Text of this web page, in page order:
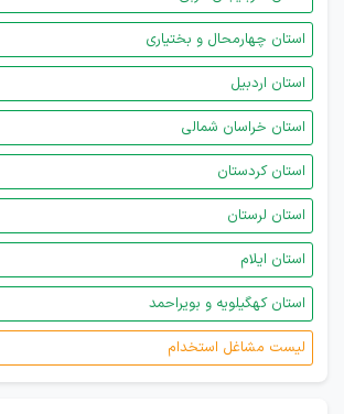
استان چهارمحال و بختیاری
استان اردبیل
استان خراسان شمالی
استان کردستان
استان لرستان
استان ایلام
استان کهگیلویه و بویراحمد
لیست مشاغل استخدام